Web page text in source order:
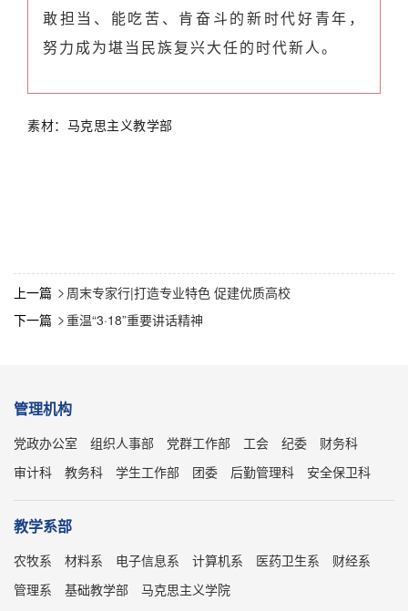
敢担当、能吃苦、肯奋斗的新时代好青年，
努力成为堪当民族复兴大任的时代新人。
素材：马克思主义教学部
上一篇  周末专家行|打造专业特色 促建优质高校
下一篇  重温“3·18”重要讲话精神
管理机构
党政办公室 组织人事部 党群工作部 工会 纪委
财务科
审计科
教务科 学生工作部 团委 后勤管理科 安全保卫科
教学系部
农牧系 材料系 电子信息系 计算机系 医药卫生系
财经系
管理系
基础教学部 马克思主义学院